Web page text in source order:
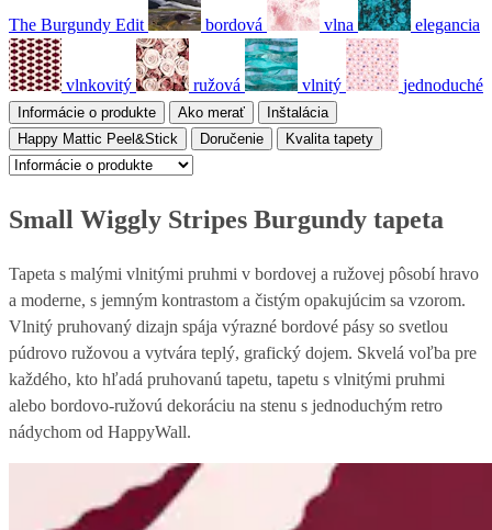
The Burgundy Edit bordová vlna elegancia
vlnkovitý ružová vlnitý jednoduché
Informácie o produkte Ako merať
Inštalácia
Happy Mattic Peel&Stick
Doručenie Kvalita tapety
Small Wiggly Stripes Burgundy tapeta
Tapeta s malými vlnitými pruhmi v bordovej a ružovej pôsobí hravo
a moderne, s jemným kontrastom a čistým opakujúcim sa vzorom.
Vlnitý pruhovaný dizajn spája výrazné bordové pásy so svetlou
púdrovo ružovou a vytvára teplý, grafický dojem. Skvelá voľba pre
každého, kto hľadá pruhovanú tapetu, tapetu s vlnitými pruhmi
alebo bordovo-ružovú dekoráciu na stenu s jednoduchým retro
nádychom od HappyWall.